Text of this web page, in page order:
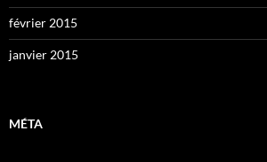
février 2015
janvier 2015
MÉTA